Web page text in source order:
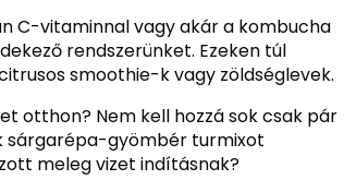
C-vitaminnal vagy akár a kombucha
rendszerünket. Ezeken túl
smoothie-k vagy zöldséglevek.
otthon? Nem kell hozzá sok csak pár
sárgarépa-gyömbér turmixot
meleg vizet indításnak?